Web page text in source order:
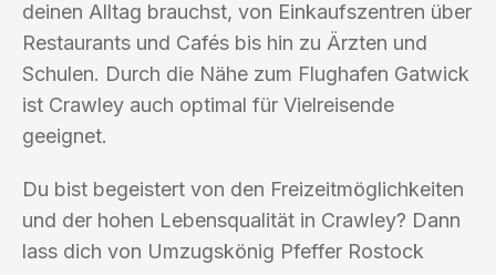
deinen Alltag brauchst, von Einkaufszentren über
Restaurants und Cafés bis hin zu Ärzten und
Schulen. Durch die Nähe zum Flughafen Gatwick
ist Crawley auch optimal für Vielreisende
geeignet.
Du bist begeistert von den Freizeitmöglichkeiten
und der hohen Lebensqualität in Crawley? Dann
lass dich von Umzugskönig Pfeffer Rostock